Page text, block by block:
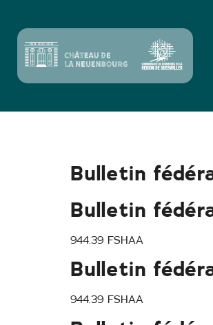
Bulletin
Bulletin
944.39 FSHAA
Bulletin
944.39 FSHAA